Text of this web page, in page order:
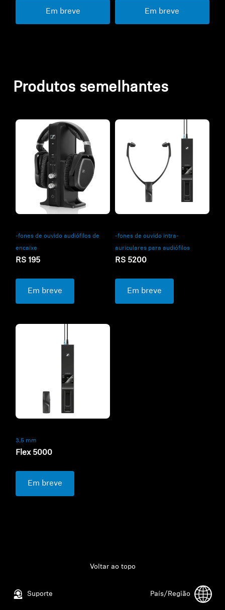
Em breve Em breve
Produtos semelhantes
-fones de ouvido audiófilos de
encaixe
RS 195
Em breve
-fones de ouvido intra-
auriculares para audiófilos
RS 5200
Em breve
3,5 mm
Flex 5000
Em breve
Suporte
Voltar ao topo
País/Região